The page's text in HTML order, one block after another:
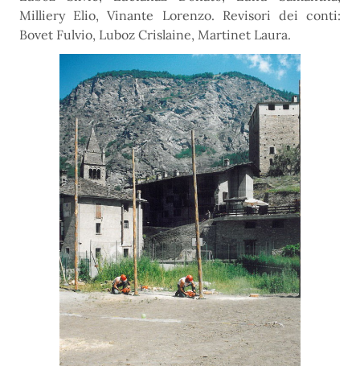
Milliery Elio, Vinante Lorenzo. Revisori dei conti:
Bovet Fulvio, Luboz Crislaine, Martinet Laura.